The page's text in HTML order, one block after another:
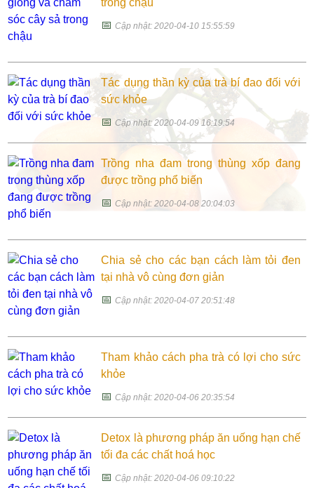
📅Cập nhật: 2020-04-10 15:55:59
Tác dụng thần kỳ của trà bí đao đối với
sức khỏe
📅Cập nhật: 2020-04-09 16:19:54
Trồng nha đam trong thùng xốp đang
được trồng phổ biến
📅Cập nhật: 2020-04-08 20:04:03
Chia sẻ cho các bạn cách làm tỏi đen
tại nhà vô cùng đơn giản
📅Cập nhật: 2020-04-07 20:51:48
Tham khảo cách pha trà có lợi cho sức
khỏe
📅Cập nhật: 2020-04-06 20:35:54
Detox là phương pháp ăn uống hạn chế
tối đa các chất hoá học
📅Cập nhật: 2020-04-06 09:10:22